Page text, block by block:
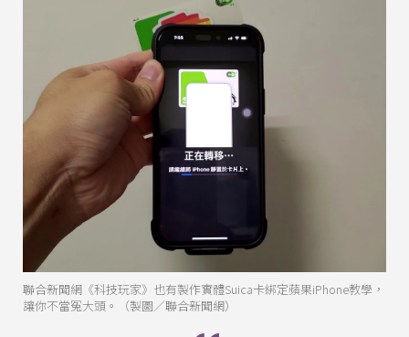
聯合新聞網《科技玩家》也有製作實體Suica卡綁定蘋果iPhone教學，
讓你不當冤大頭。（製圖／聯合新聞網）